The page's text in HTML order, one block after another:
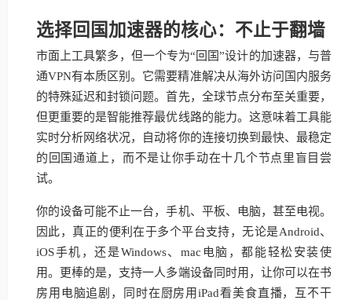
选择回国加速器的核心：不止于翻墙
市面上工具繁多，但一个专为“回国”设计的加速器，与普
通VPN有本质区别。它需要精准解决从海外访问国内服务
的特殊延迟和封锁问题。首先，全球节点分布至关重要，
但更重要的是智能推荐最优线路的能力。这意味着工具能
实时分析网络状况，自动将你的连接切换到最快、最稳定
的回国通道上，而不是让你手动在十几个节点里盲目尝
试。
你的设备可能不止一台，手机、平板、电脑，甚至电视。
因此，真正的便利在于多个平台支持，无论是Android、
iOS手机，还是Windows、mac电脑，都能轻松安装使
用。更棒的是，支持一人多端设备同时用，让你可以在书
房用电脑追剧，同时在厨房用iPad看美食直播，互不干